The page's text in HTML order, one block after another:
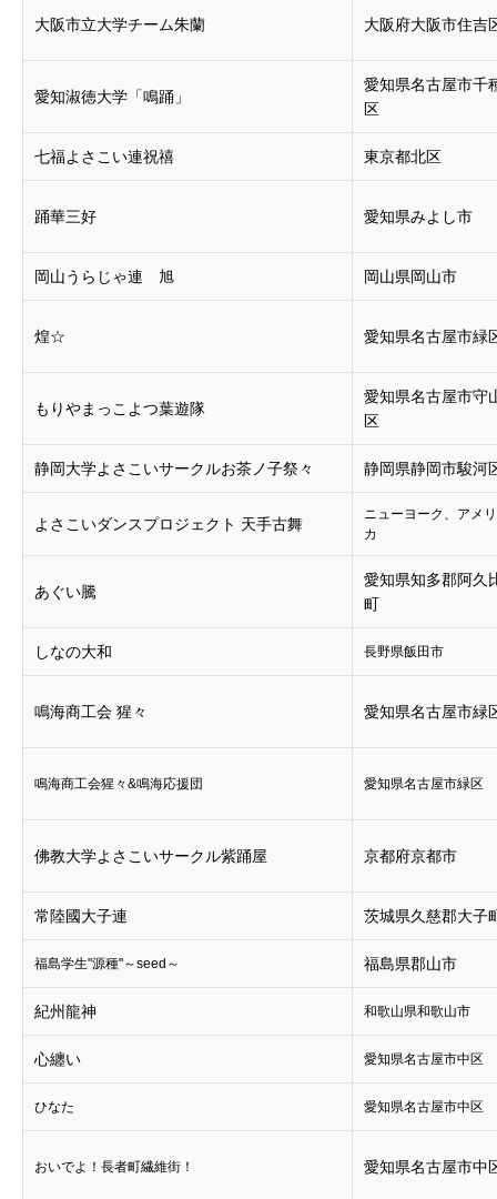
大阪市立大学チーム朱蘭 大阪府大阪市住吉
愛知淑徳大学「鳴踊」
愛知県名古屋市千
区
七福よさこい連祝禧 東京都北区
踊華三好 愛知県みよし市
岡山うらじゃ連 旭 岡山県岡山市
煌☆ 愛知県名古屋市緑
もりやまっこよつ葉遊隊
愛知県名古屋市守
区
静岡大学よさこいサークルお茶ノ子祭々 静岡県静岡市駿河
よさこいダンスプロジェクト 天手古舞
ニューヨーク、アメリ
カ
あぐい騰
愛知県知多郡阿久
町
しなの大和 長野県飯田市
鳴海商工会 猩々 愛知県名古屋市緑
鳴海商工会猩々&鳴海応援団 愛知県名古屋市緑区
佛教大学よさこいサークル紫踊屋 京都府京都市
常陸國大子連 茨城県久慈郡大子
福島学生"源種"～seed～ 福島県郡山市
紀州龍神 和歌山県和歌山市
心纏い 愛知県名古屋市中区
ひなた 愛知県名古屋市中区
おいでよ！長者町繊維街！ 愛知県名古屋市中